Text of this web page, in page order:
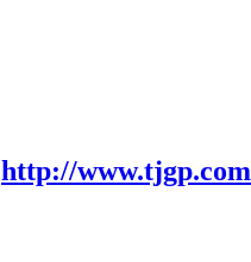
http://